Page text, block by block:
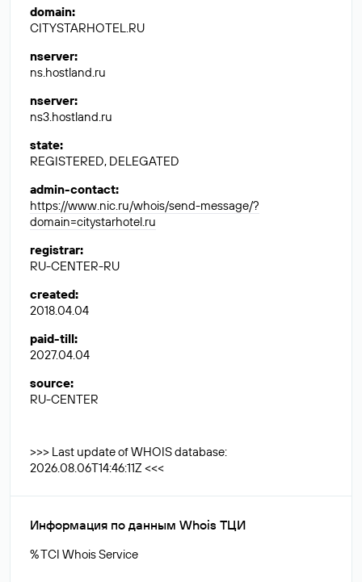
domain:
CITYSTARHOTEL.RU
nserver:
ns.hostland.ru
nserver:
ns3.hostland.ru
state:
REGISTERED, DELEGATED
admin-contact:
https://www.nic.ru/whois/send-message/?
domain=citystarhotel.ru
registrar:
RU-CENTER-RU
created:
2018.04.04
paid-till:
2027.04.04
source:
RU-CENTER
>>> Last update of WHOIS database:
2026.08.06T14:46:11Z <<<
Информация по данным Whois ТЦИ
% TCI Whois Service